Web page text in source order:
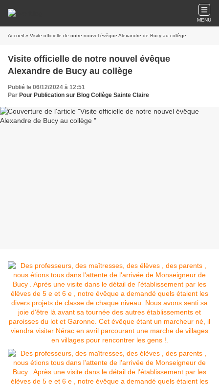
MENU
Accueil » Visite officielle de notre nouvel évêque Alexandre de Bucy au collège
Visite officielle de notre nouvel évêque
Alexandre de Bucy au collège
Publié le 06/12/2024 à 12:51
Par Pour Publication sur Blog Collège Sainte Claire